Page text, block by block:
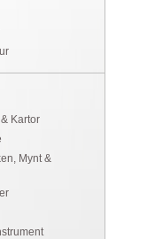
Kartor
Mynt &